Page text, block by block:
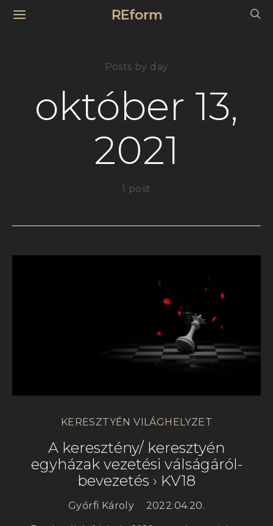
REform
Posts by day
október 13,
2021
1 post
KERESZTYÉN VILÁGHELYZET
A keresztény/ keresztyén
egyházak vezetési válságáról-
bevezetés › KV18
Győrfi Károly 2022.04.20.